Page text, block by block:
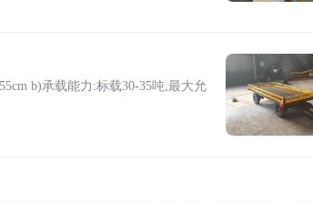
b)承载能力:标载30-35吨,最大允